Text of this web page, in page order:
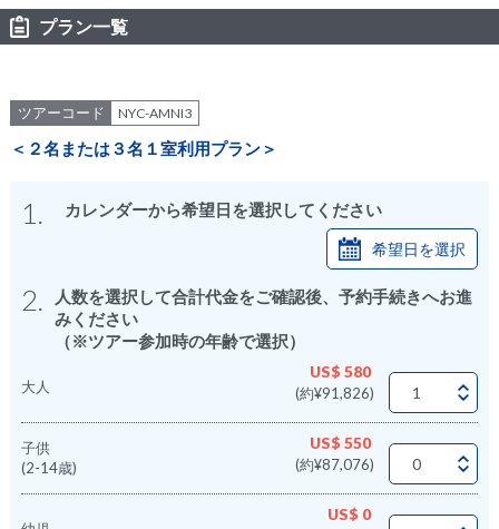
プラン一覧
ツアーコード NYC-AMNI3
＜２名または３名１室利用プラン＞
1. カレンダーから希望日を選択してください
希望日を選択
2.
人数を選択して合計代金をご確認後、予約手続きへお進
みください
（※ツアー参加時の年齢で選択）
大人
US$ 580
(約¥91,826)
子供
(2-14歳)
US$ 550
(約¥87,076)
US$ 0